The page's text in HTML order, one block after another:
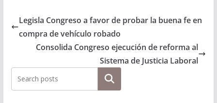
Legisla Congreso a favor de probar la buena fe en
compra de vehículo robado
Consolida Congreso ejecución de reforma al
Sistema de Justicia Laboral
Buscar